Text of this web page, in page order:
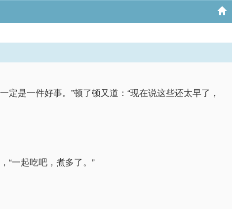
是一件好事。”顿了顿又道：“现在说这些还太早了，
“一起吃吧，煮多了。”